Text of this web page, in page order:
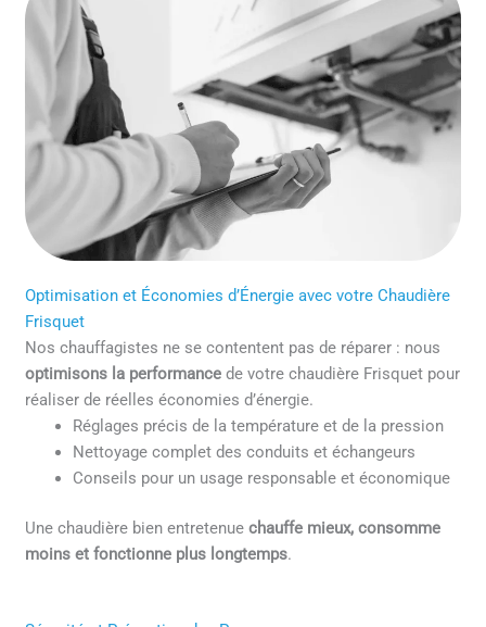
Optimisation et Économies d’Énergie avec votre Chaudière
Frisquet
Nos chauffagistes ne se contentent pas de réparer : nous
optimisons la performance de votre chaudière Frisquet pour
réaliser de réelles économies d’énergie.
Réglages précis de la température et de la pression
Nettoyage complet des conduits et échangeurs
Conseils pour un usage responsable et économique
Une chaudière bien entretenuechauffe mieux, consomme
moins et fonctionne plus longtemps.